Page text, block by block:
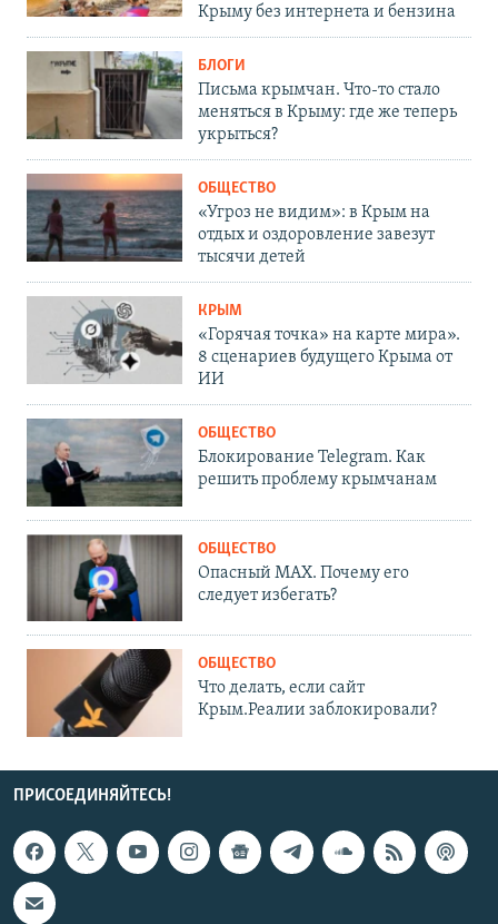
Крыму без интернета и бензина
БЛОГИ
Письма крымчан. Что-то стало
меняться в Крыму: где же теперь
укрыться?
ОБЩЕСТВО
«Угроз не видим»: в Крым на
отдых и оздоровление завезут
тысячи детей
КРЫМ
«Горячая точка» на карте мира».
8 сценариев будущего Крыма от
ИИ
ОБЩЕСТВО
Блокирование Telegram. Как
решить проблему крымчанам
ОБЩЕСТВО
Опасный MAX. Почему его
следует избегать?
ОБЩЕСТВО
Что делать, если сайт
Крым.Реалии заблокировали?
ПРИСОЕДИНЯЙТЕСЬ!